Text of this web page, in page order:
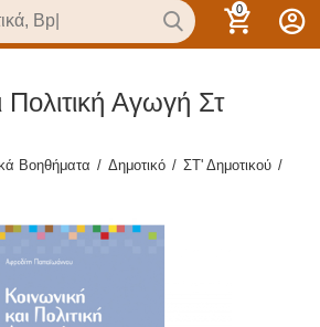
0
Πολιτική Αγωγή Στ
Βοηθήματα / Δημοτικό / ΣΤ' Δημοτικού /